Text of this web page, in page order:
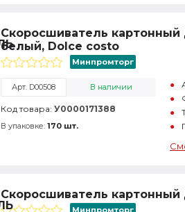
Скоросшиватель картонный
белый, Dolce costo
Минпромторг
Арт. D00508 В наличии
Код товара: У0000171388
В упаковке: 170 шт.
Скоросшиватель
Минпромторг